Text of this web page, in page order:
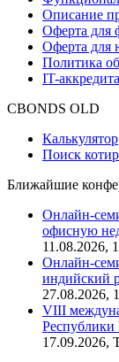
Практика в
Карьера в
Описание
Оферта для
Оферта для
IT-
Поиск
Ближайшие
Онлайн-
офисную
11.08.2026,
Онлайн-
индийский